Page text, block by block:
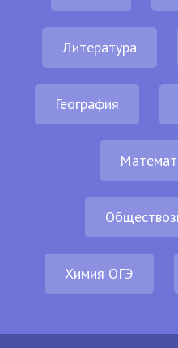
Литература
География
Химия ОГЭ